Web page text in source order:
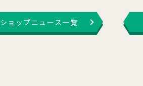
ショップニュース一覧